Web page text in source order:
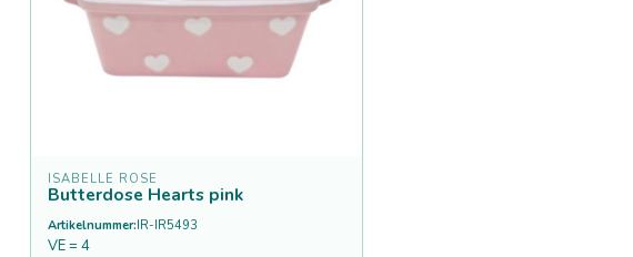
ISABELLE ROSE
Butterdose Hearts pink
Artikelnummer:IR-IR5493
VE = 4